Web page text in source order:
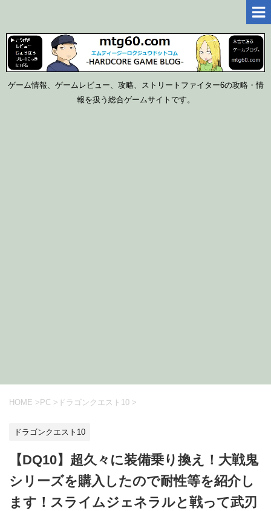
ゲーム情報、ゲームレビュー、攻略、ストリートファイター6の攻略・情
報を扱う総合ゲームサイトです。
HOME >PC > ドラゴンクエスト10 >
ドラゴンクエスト10
【DQ10】超久々に装備乗り換え！大戦鬼
シリーズを購入したので耐性等を紹介し
ます！スライムジェネラルと戦って武刃